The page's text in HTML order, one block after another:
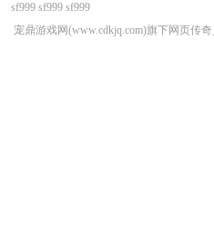
sf999 sf999 sf999
宠鼎游戏网(www.cdkjq.com)旗下网页传